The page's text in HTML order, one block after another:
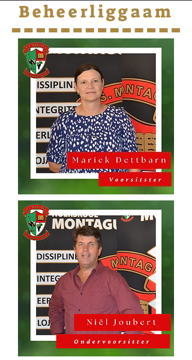
Beheerliggaam